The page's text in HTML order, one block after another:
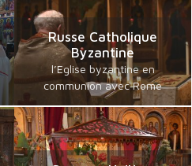
Russe Catholique
Byzantine
l’Eglise byzantine en
communion avec Rome